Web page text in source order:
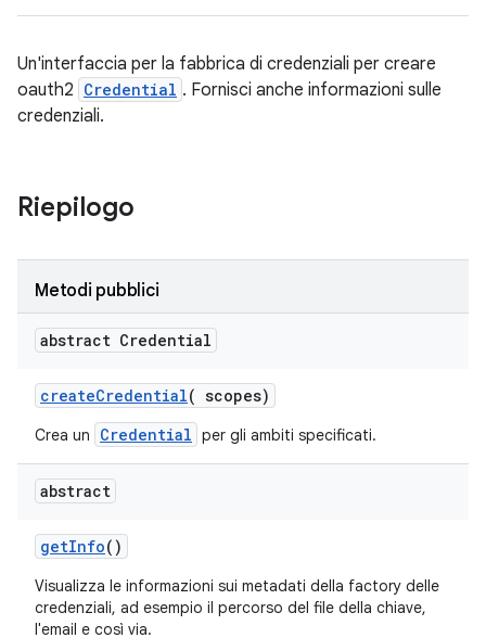
Un'interfaccia per la fabbrica di credenziali per creare
oauth2 Credential . Fornisci anche informazioni sulle
credenziali.
Riepilogo
Metodi pubblici
abstract Credential
createCredential( scopes)
Crea un Credential per gli ambiti specificati.
abstract
getInfo()
Visualizza le informazioni sui metadati della factory delle
credenziali, ad esempio il percorso del file della chiave,
l'email e così via.